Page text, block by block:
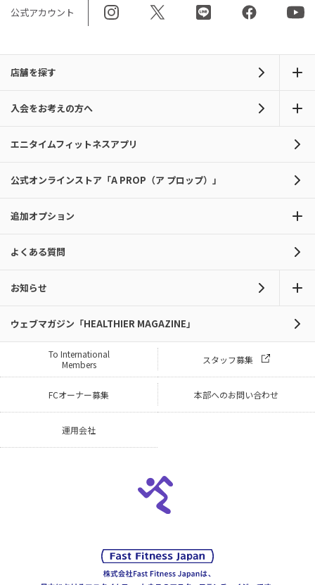
公式アカウント
店舗を探す
入会をお考えの方へ
エニタイムフィットネスアプリ
公式オンラインストア「A PROP（ア プロップ）」
追加オプション
よくある質問
お知らせ
ウェブマガジン「HEALTHIER MAGAZINE」
To International
Members
スタッフ募集
FCオーナー募集 本部へのお問い合わせ
運用会社